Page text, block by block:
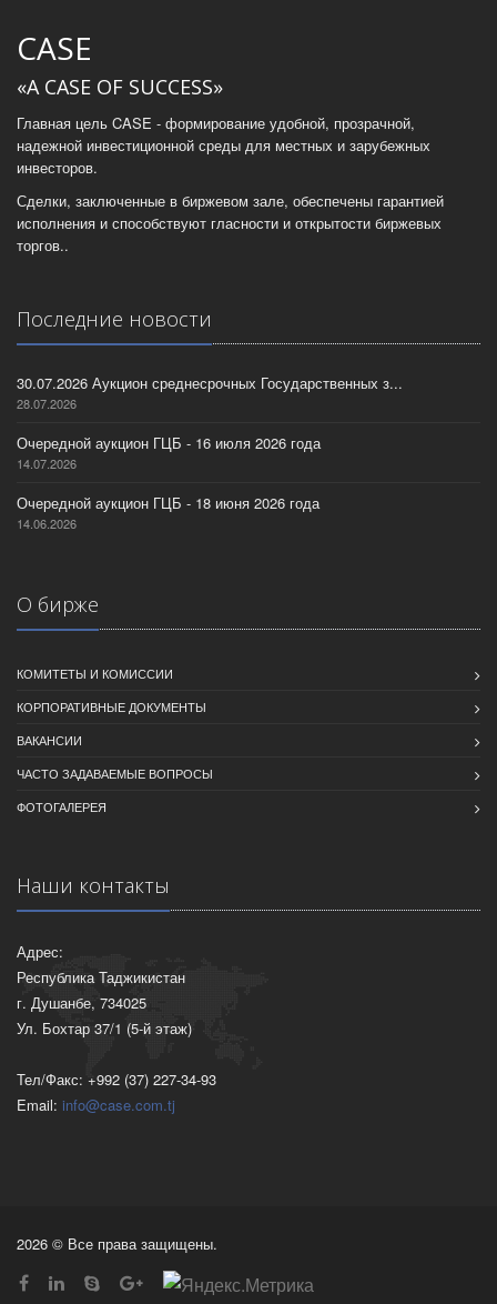
CASE
«A CASE OF SUCCESS»
Главная цель CASE - формирование удобной, прозрачной,
надежной инвестиционной среды для местных и зарубежных
инвесторов.
Сделки, заключенные в биржевом зале, обеспечены гарантией
исполнения и способствуют гласности и открытости биржевых
торгов..
Последние новости
30.07.2026 Аукцион среднесрочных Государственных з...
28.07.2026
Очередной аукцион ГЦБ - 16 июля 2026 года
14.07.2026
Очередной аукцион ГЦБ - 18 июня 2026 года
14.06.2026
О бирже
КОМИТЕТЫ И КОМИССИИ
КОРПОРАТИВНЫЕ ДОКУМЕНТЫ
ВАКАНСИИ
ЧАСТО ЗАДАВАЕМЫЕ ВОПРОСЫ
ФОТОГАЛЕРЕЯ
Наши контакты
Адрес:
Республика Таджикистан
г. Душанбе, 734025
Ул. Бохтар 37/1 (5-й этаж)
Тел/Факс: +992 (37) 227-34-93
Email: info@case.com.tj
2026 © Все права защищены.